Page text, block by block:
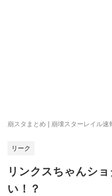
崩スタまとめ | 崩壊スターレイル速
リーク
リンクスちゃんシ
い！？